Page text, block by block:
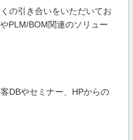
の引き合いをいただいてお
PLM/BOM関連のソリュー
DBやセミナー、HPからの